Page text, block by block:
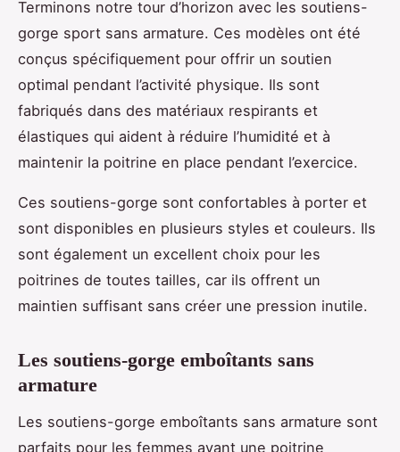
Terminons notre tour d’horizon avec les soutiens-
gorge sport sans armature. Ces modèles ont été
conçus spécifiquement pour offrir un soutien
optimal pendant l’activité physique. Ils sont
fabriqués dans des matériaux respirants et
élastiques qui aident à réduire l’humidité et à
maintenir la poitrine en place pendant l’exercice.
Ces soutiens-gorge sont confortables à porter et
sont disponibles en plusieurs styles et couleurs. Ils
sont également un excellent choix pour les
poitrines de toutes tailles, car ils offrent un
maintien suffisant sans créer une pression inutile.
Les soutiens-gorge emboîtants sans
armature
Les soutiens-gorge emboîtants sans armature sont
parfaits pour les femmes ayant une poitrine